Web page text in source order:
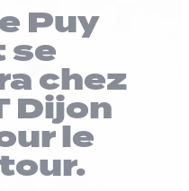
Puy
se
chez
Dijon
le